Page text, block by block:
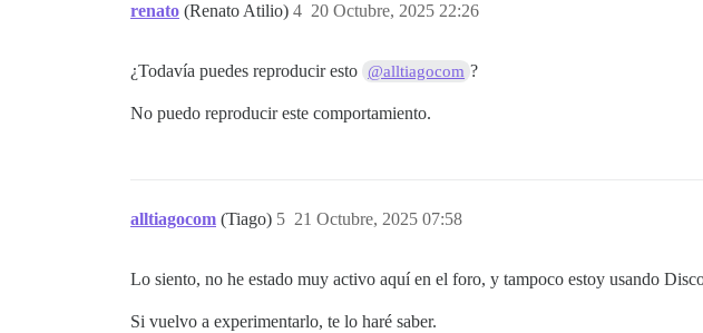
renato (Renato Atilio) 20 Octubre, 2025 22:26
4
¿Todavía puedes reproducir esto @alltiagocom ?
No puedo reproducir este comportamiento.
alltiagocom (Tiago) 21 Octubre, 2025 07:58
5
Lo siento, no he estado muy activo aquí en el foro, y tampoco estoy usando
Si vuelvo a experimentarlo, te lo haré saber.